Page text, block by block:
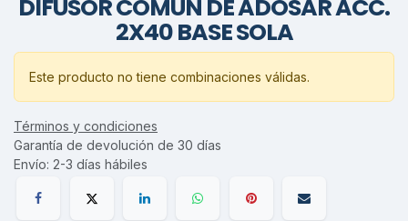
DIFUSOR COMUN DE ADOSAR ACC.
2X40 BASE SOLA
Este producto no tiene combinaciones válidas.
Términos y condiciones
Garantía de devolución de 30 días
Envío: 2-3 días hábiles